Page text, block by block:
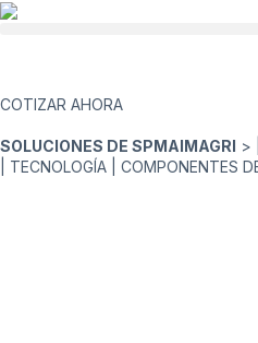
COTIZAR AHORA
SOLUCIONES DE SPMAIMAGRI > |
TECNOLOGÍA COMPONENTES